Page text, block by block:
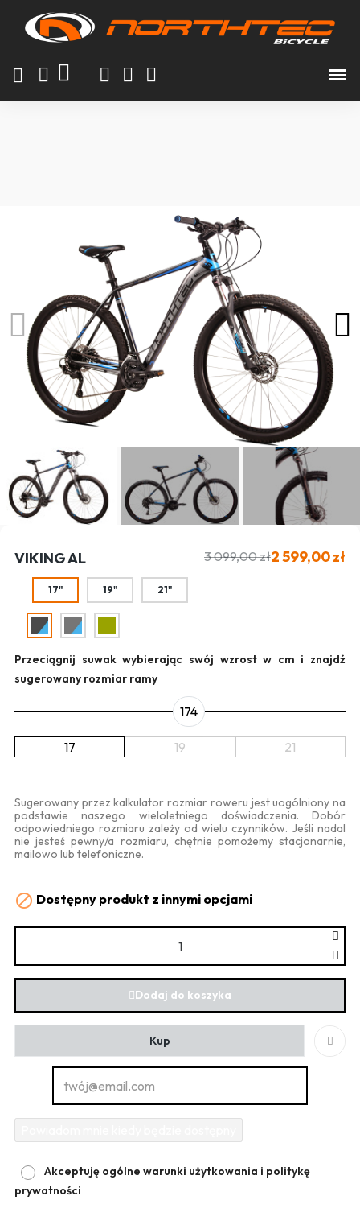
VIKING AL 3 099,00 zł2 599,00 zł
Przeciągnij suwak wybierając swój wzrost w cm i znajdź
sugerowany rozmiar ramy
174
17 19 21
Sugerowany przez kalkulator rozmiar roweru jest uogólniony na
podstawie naszego wieloletniego doświadczenia. Dobór
odpowiedniego rozmiaru zależy od wielu czynników. Jeśli nadal
nie jesteś pewny/a rozmiaru, chętnie pomożemy stacjonarnie,
mailowo lub telefoniczne.
17" 19" 21"
 Dostępny produkt z innymi opcjami
Dodaj do koszyka
Kup
Akceptuję ogólne warunki użytkowania i politykę
prywatności